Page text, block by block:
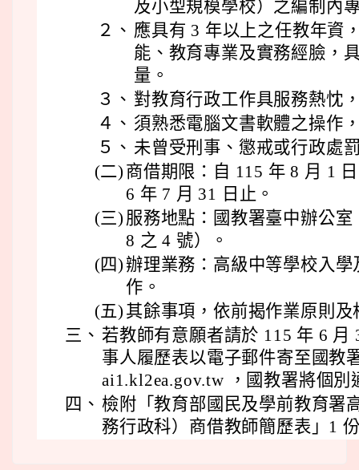
及小型規模學校）之編制內
２、 應具有 3 年以上之任教年資
能、教育專業及實務經臉，
量。
３、 對教育行政工作具服務熱忱
４、 須熟悉電腦文書軟體之操作
５、 未曾受刑事、懲戒或行政處
(二) 商借期限：自 115 年 8 月 1
6 年 7 月 31 日止。
(三) 服務地點：國教署臺中辦公
8 之 4 號）。
(四)辦理業務：高級中等學校入
作。
(五) 其餘事項，依前揭作業原則
三、 若教師有意願者請於 115 年 6 月
事人履歷表以電子郵件寄至國教
ai1.kl2ea.gov.tw ，國教署將個別
四、 檢附「教育部國民及學前教育署
務行政科）商借教師簡歷表」1